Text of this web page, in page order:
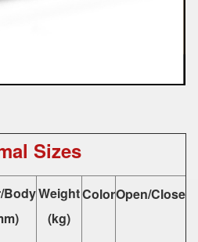
Sizes
BodyWeight
(kg)
ColorOpen/Close